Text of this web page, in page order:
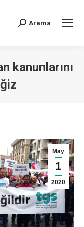
Arama
kanunlarını
May
1
2020